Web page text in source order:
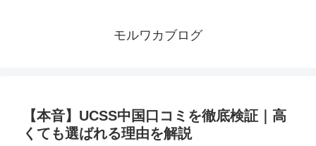
モルワカブログ
【本音】UCSS中国口コミを徹底検証｜高
くても選ばれる理由を解説